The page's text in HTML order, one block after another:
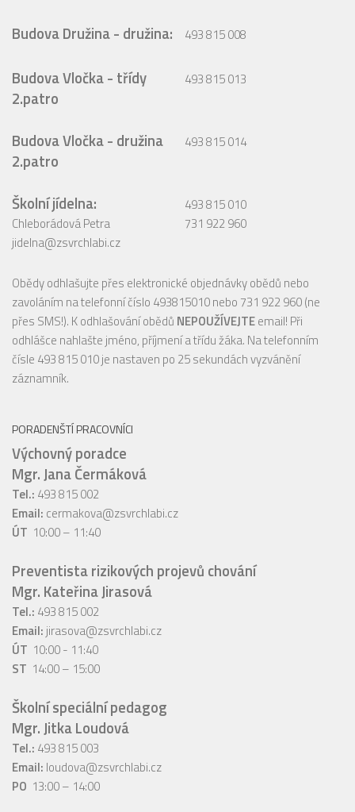
Budova Družina - družina: 493 815 008
Budova Vločka - třídy
2.patro
493 815 013
Budova Vločka - družina
2.patro
493 815 014
Školní jídelna:
Chleborádová Petra
jidelna@zsvrchlabi.cz
493 815 010
731 922 960
Obědy odhlašujte přes elektronické objednávky obědů nebo
zavoláním na telefonní číslo 493815010 nebo 731 922 960 (ne
přes SMS!). K odhlašování obědů NEPOUŽÍVEJTEemail! Při
odhlášce nahlašte jméno, příjmení a třídu žáka. Na telefonním
čísle 493 815 010 je nastaven po 25 sekundách vyzvánění
záznamník.
PORADENŠTÍ PRACOVNÍCI
Výchovný poradce
Mgr. Jana Čermáková
Tel.: 493 815 002
Email: cermakova@zsvrchlabi.cz
ÚT 10:00 – 11:40
Preventista rizikových projevů chování
Mgr. Kateřina Jirasová
Tel.: 493 815 002
Email: jirasova@zsvrchlabi.cz
ÚT 10:00 - 11:40
ST 14:00 – 15:00
Školní speciální pedagog
Mgr. Jitka Loudová
Tel.: 493 815 003
Email: loudova@zsvrchlabi.cz
PO 13:00 – 14:00